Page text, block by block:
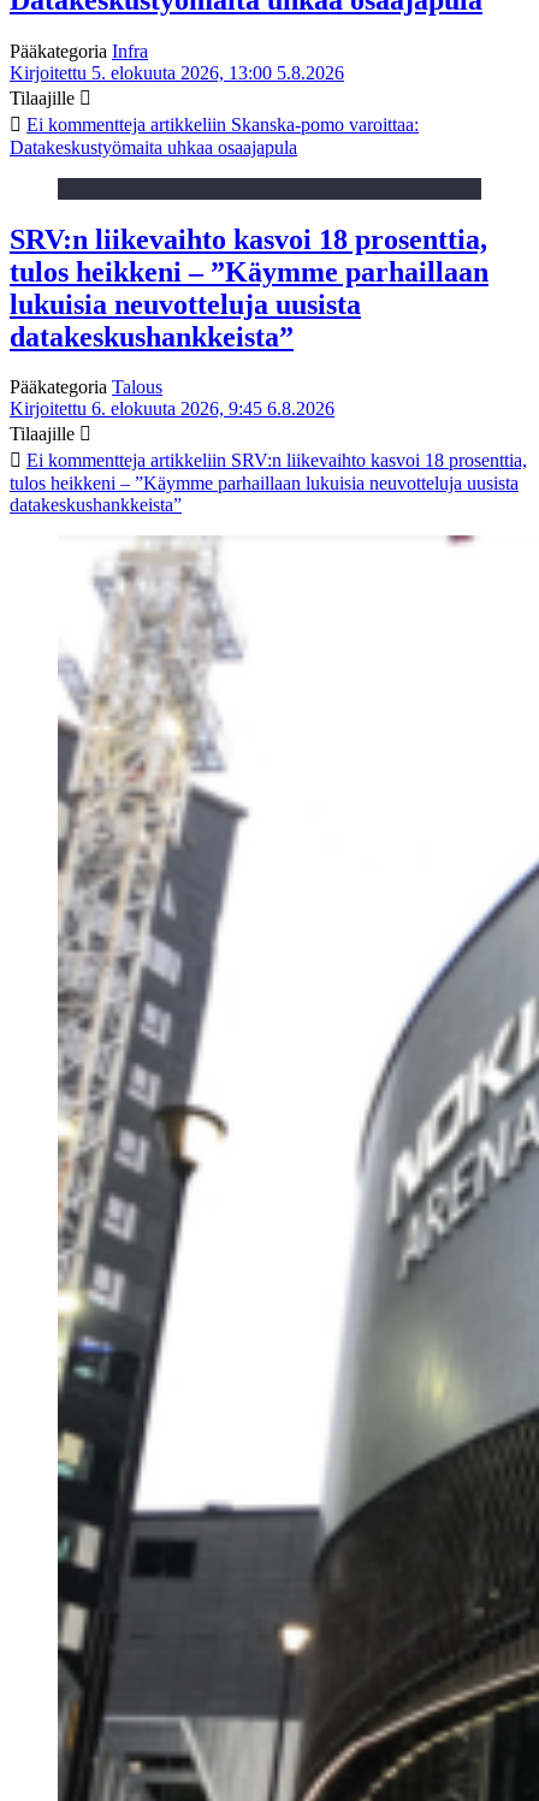
Pääkategoria Infra
Kirjoitettu 5. elokuuta 2026, 13:00 5.8.2026
Tilaajille
Ei kommentteja artikkeliin Skanska-pomo varoittaa:
Datakeskustyömaita uhkaa osaajapula
SRV:n liikevaihto kasvoi 18 prosenttia,
tulos heikkeni – ”Käymme parhaillaan
lukuisia neuvotteluja uusista
datakeskushankkeista”
Pääkategoria Talous
Kirjoitettu 6. elokuuta 2026, 9:45 6.8.2026
Tilaajille
Ei kommentteja artikkeliin SRV:n liikevaihto kasvoi 18 prosenttia,
tulos heikkeni – ”Käymme parhaillaan lukuisia neuvotteluja uusista
datakeskushankkeista”